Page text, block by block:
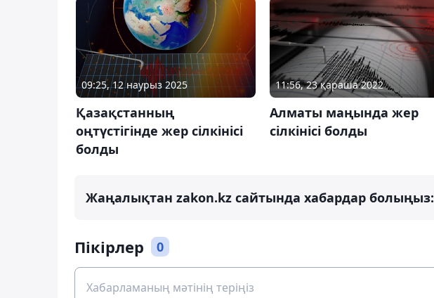
09:25, 12 наурыз 2025
Қазақстанның
оңтүстігінде жер сілкінісі
болды
11:56, 23 қараша 2022
Алматы маңында жер
сілкінісі болды
Жаңалықтан zakon.kz сайтында хабардар болыңыз:
Пікірлер 0